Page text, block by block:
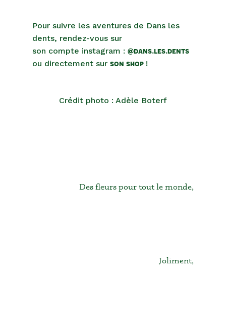
Pour suivre les aventures de Dans les
dents, rendez-vous sur
son compte instagram : @dans.les.dents
ou directement sur son shop !
Crédit photo : Adèle Boterf
Des fleurs pour tout le monde,
Joliment,